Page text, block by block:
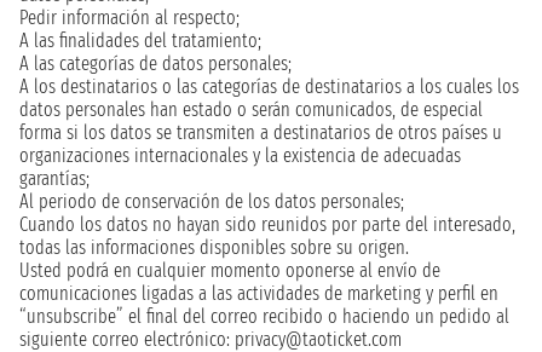
Pedir información al respecto;
A las finalidades del tratamiento;
A las categorías de datos personales;
A los destinatarios o las categorías de destinatarios a los cuales los
datos personales han estado o serán comunicados, de especial
forma si los datos se transmiten a destinatarios de otros países u
organizaciones internacionales y la existencia de adecuadas
garantías;
Al periodo de conservación de los datos personales;
Cuando los datos no hayan sido reunidos por parte del interesado,
todas las informaciones disponibles sobre su origen.
Usted podrá en cualquier momento oponerse al envío de
comunicaciones ligadas a las actividades de marketing y perfil en
“unsubscribe” el final del correo recibido o haciendo un pedido al
siguiente correo electrónico: privacy@taoticket.com